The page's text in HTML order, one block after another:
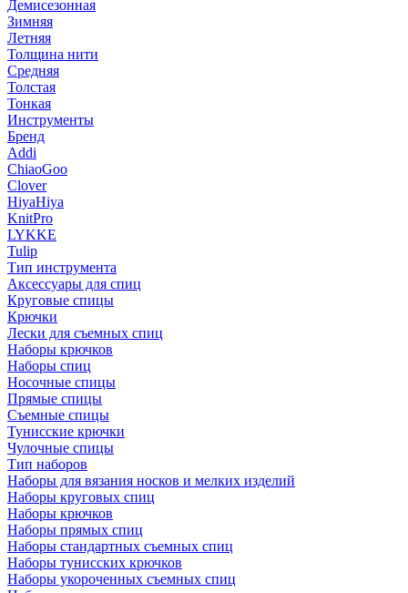
Демисезонная
Зимняя
Летняя
Толщина нити
Средняя
Толстая
Тонкая
Инструменты
Бренд
Addi
ChiaoGoo
Clover
HiyaHiya
KnitPro
LYKKE
Tulip
Тип инструмента
Аксессуары для спиц
Круговые спицы
Крючки
Лески для съемных спиц
Наборы крючков
Наборы спиц
Носочные спицы
Прямые спицы
Съемные спицы
Тунисские крючки
Чулочные спицы
Тип наборов
Наборы для вязания носков и мелких изделий
Наборы круговых спиц
Наборы крючков
Наборы прямых спиц
Наборы стандартных съемных спиц
Наборы тунисских крючков
Наборы укороченных съемных спиц